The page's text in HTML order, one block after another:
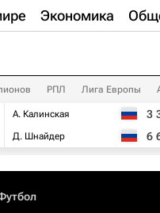
Экономика
РПЛ Лига Европы
А. Калинская
Д. Шнайдер
3
6